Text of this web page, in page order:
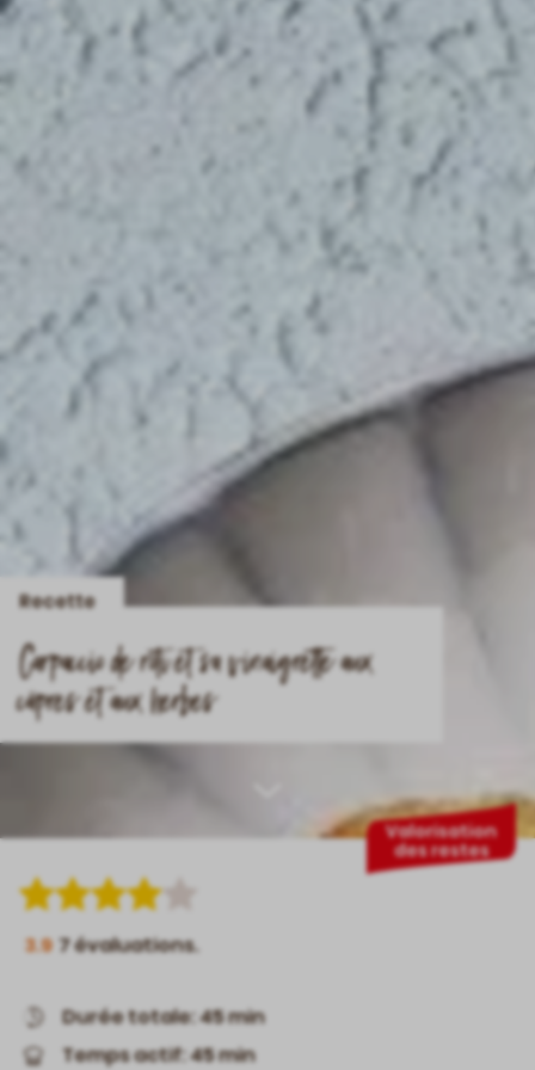
Recette
Carpaccio de rôti et sa vinaigrette aux
câpres et aux herbes
Scroll
Valorisation
des restes
3.9 7évaluations.
Durée totale: 45 min
Temps actif: 45 min